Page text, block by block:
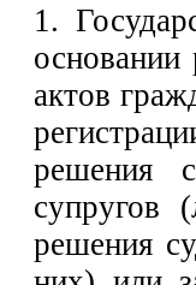
1.
основании
актов
решения
супругов
решения